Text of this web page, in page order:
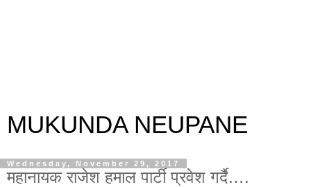
MUKUNDA NEUPANE
Wednesday, November 29, 2017
महानायक राजेश हमाल पार्टी प्रवेश गर्दै….